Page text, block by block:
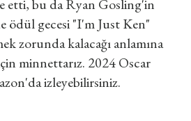
etti, bu da Ryan Gosling'in
ödül gecesi "I'm Just Ken"
zorunda kalacağı anlamına
minnettarız. 2024 Oscar
izleyebilirsiniz.